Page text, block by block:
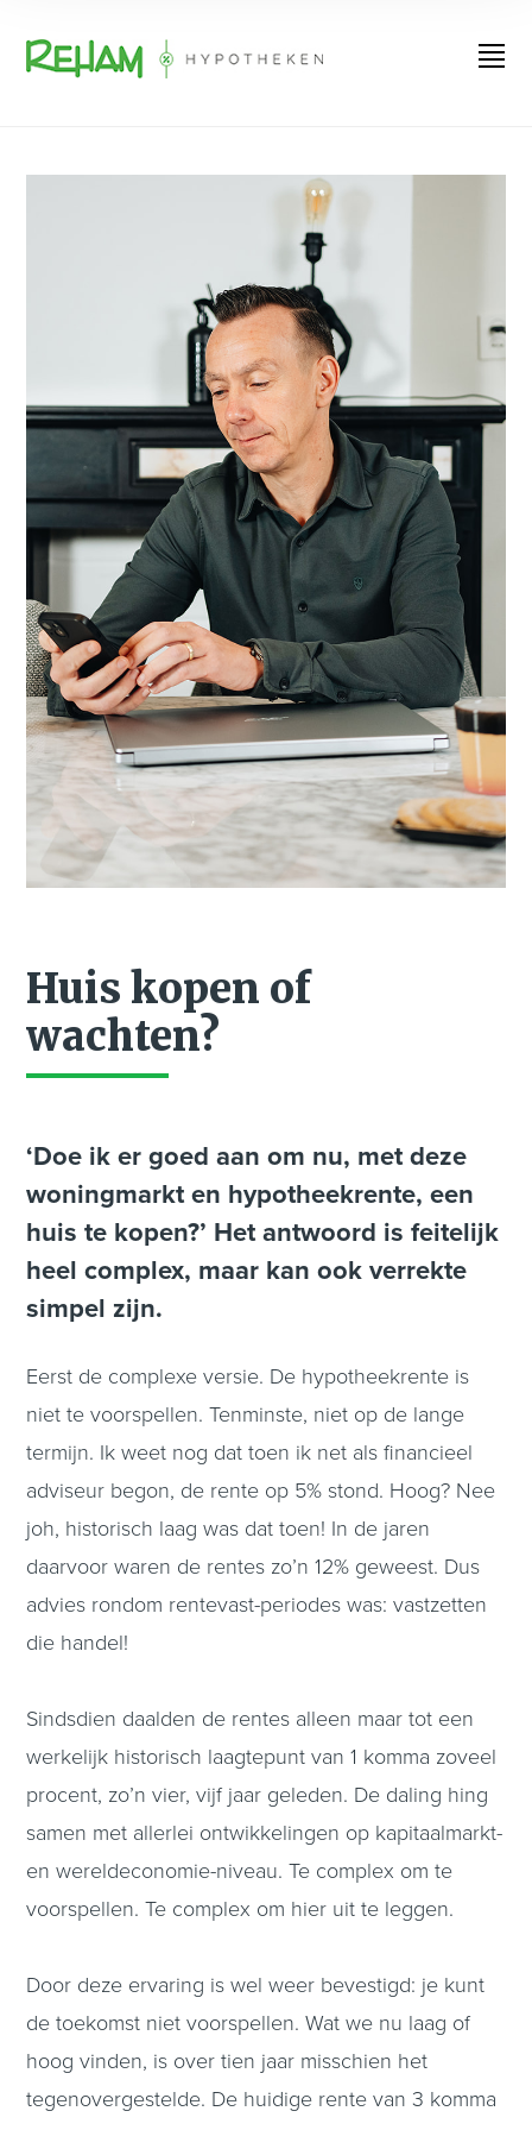
Huis kopen of
wachten?
‘Doe ik er goed aan om nu, met deze
woningmarkt en hypotheekrente, een
huis te kopen?’ Het antwoord is feitelijk
heel complex, maar kan ook verrekte
simpel zijn.
Eerst de complexe versie. De hypotheekrente is
niet te voorspellen. Tenminste, niet op de lange
termijn. Ik weet nog dat toen ik net als financieel
adviseur begon, de rente op 5% stond. Hoog? Nee
joh, historisch laag was dat toen! In de jaren
daarvoor waren de rentes zo’n 12% geweest. Dus
advies rondom rentevast-periodes was: vastzetten
die handel!
Sindsdien daalden de rentes alleen maar tot een
werkelijk historisch laagtepunt van 1 komma zoveel
procent, zo’n vier, vijf jaar geleden. De daling hing
samen met allerlei ontwikkelingen op kapitaalmarkt-
en wereldeconomie-niveau. Te complex om te
voorspellen. Te complex om hier uit te leggen.
Door deze ervaring is wel weer bevestigd: je kunt
de toekomst niet voorspellen. Wat we nu laag of
hoog vinden, is over tien jaar misschien het
tegenovergestelde. De huidige rente van 3 komma